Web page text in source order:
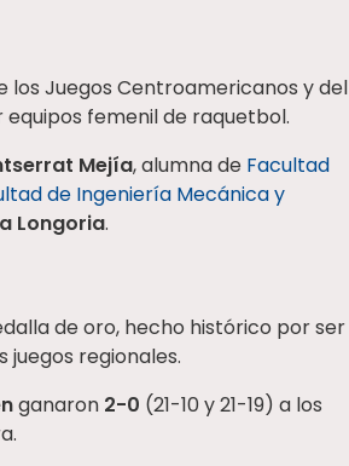
los Juegos Centroamericanos y del
equipos femenil de raquetbol.
Mejía, alumna de Facultad
de Ingeniería Mecánica y
Longoria.
de oro, hecho histórico por ser
juegos regionales.
ganaron 2-0 (21-10 y 21-19) a los